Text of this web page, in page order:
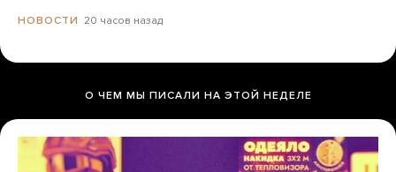
НОВОСТИ 20 часов назад
О ЧЕМ МЫ ПИСАЛИ НА ЭТОЙ НЕДЕЛЕ